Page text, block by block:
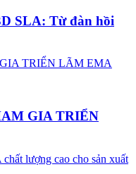
SLA: Từ đàn hồi
GIA TRIỂN